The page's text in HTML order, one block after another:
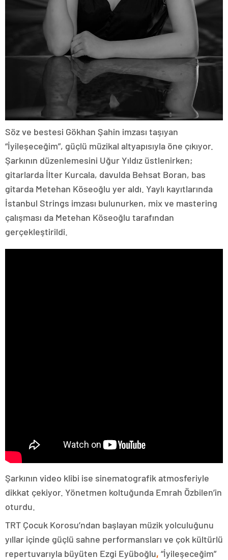
Söz ve bestesi Gökhan Şahin imzası taşıyan
“İyileşeceğim”, güçlü müzikal altyapısıyla öne çıkıyor.
Şarkının düzenlemesini Uğur Yıldız üstlenirken;
gitarlarda İlter Kurcala, davulda Behsat Boran, bas
gitarda Metehan Köseoğlu yer aldı. Yaylı kayıtlarında
İstanbul Strings imzası bulunurken, mix ve mastering
çalışması da Metehan Köseoğlu tarafından
gerçekleştirildi.
Şarkının video klibi ise sinematografik atmosferiyle
dikkat çekiyor. Yönetmen koltuğunda Emrah Özbilen’in
oturdu.
TRT Çocuk Korosu’ndan başlayan müzik yolculuğunu
yıllar içinde güçlü sahne performansları ve çok kültürlü
repertuvarıyla büyüten Ezgi Eyüboğlu, “İyileşeceğim”